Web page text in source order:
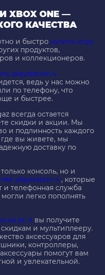
ONE —
КАЧЕСТВА
и быстро купить игру
продуктов,
и коллекционеров.
playstation 4
ведь у нас можно
по телефону, что
и быстрее.
всегда остается
скидки и акции. Мы
и подлинность каждого
где вы живете, мы
доставку по
консоль, но и
playstation 4 , которые
и телефонная служба
легко пополнять
на рс 4 вы получите
и мультиплееру.
аксессуаров для
контроллеры,
помогут вам
и увлекательной.